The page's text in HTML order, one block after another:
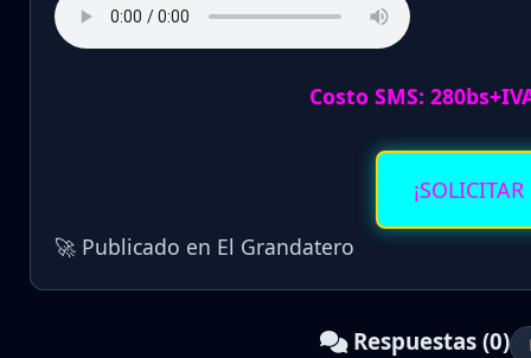
Costo SMS:
🚀 Publicado en El Grandatero
Respuestas (0)